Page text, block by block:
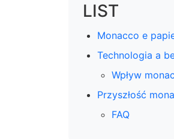
LIST
Monacco e
Technologia a
Wpływ
Przyszłość
FAQ